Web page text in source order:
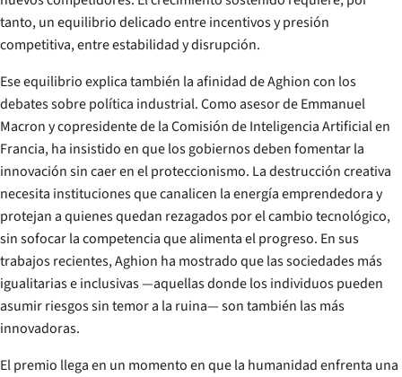
tanto, un equilibrio delicado entre incentivos y presión
competitiva, entre estabilidad y disrupción.
Ese equilibrio explica también la afinidad de Aghion con los
debates sobre política industrial. Como asesor de Emmanuel
Macron y copresidente de la Comisión de Inteligencia Artificial en
Francia, ha insistido en que los gobiernos deben fomentar la
innovación sin caer en el proteccionismo. La destrucción creativa
necesita instituciones que canalicen la energía emprendedora y
protejan a quienes quedan rezagados por el cambio tecnológico,
sin sofocar la competencia que alimenta el progreso. En sus
trabajos recientes, Aghion ha mostrado que las sociedades más
igualitarias e inclusivas —aquellas donde los individuos pueden
asumir riesgos sin temor a la ruina— son también las más
innovadoras.
El premio llega en un momento en que la humanidad enfrenta una